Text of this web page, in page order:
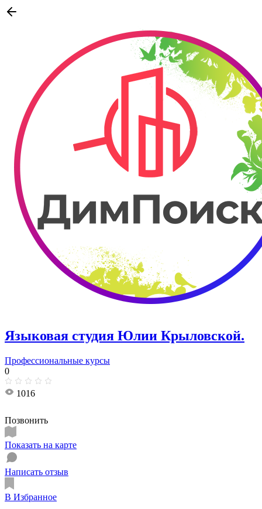
Языковая студия Юлии Крыловской.
Профессиональные курсы
0
1016
Позвонить
Показать на карте
Написать отзыв
В Избранное